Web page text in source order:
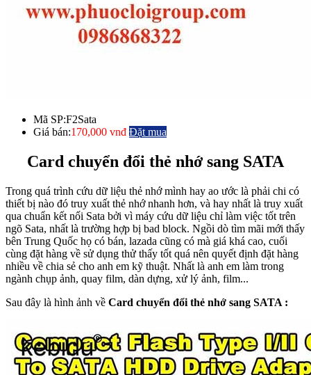
Mã SP:F2Sata
Giá bán:170,000 vnđ Đặt mua
Card chuyển đổi thẻ nhớ sang SATA
Trong quá trình cứu dữ liệu thẻ nhớ mình hay ao ước là phải chi có
thiết bị nào đó truy xuất thẻ nhớ nhanh hơn, và hay nhất là truy xuất
qua chuẩn kết nối Sata bởi vì máy cứu dữ liệu chỉ làm việc tốt trên
ngõ Sata, nhất là trường hợp bị bad block. Ngồi dò tìm mãi mới thấy
bên Trung Quốc họ có bán, lazada cũng có mà giá khá cao, cuối
cùng đặt hàng về sử dụng thử thấy tốt quá nên quyết định đặt hàng
nhiều về chia sẻ cho anh em kỹ thuật. Nhất là anh em làm trong
ngành chụp ảnh, quay film, dàn dựng, xử lý ảnh, film...
Sau đây là hình ảnh về Card chuyển đổi thẻ nhớ sang SATA :